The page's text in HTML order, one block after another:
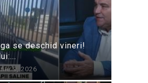
se deschid vineri!
9, 2026